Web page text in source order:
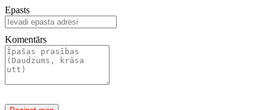
Epasts
Komentārs